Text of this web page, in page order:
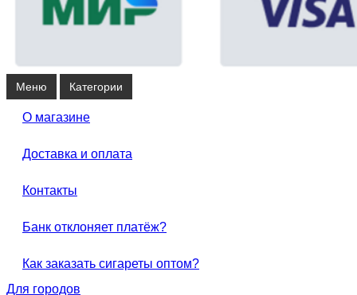
Меню Категории
О магазине
Доставка и оплата
Контакты
Банк отклоняет платёж?
Как заказать сигареты оптом?
Для городов